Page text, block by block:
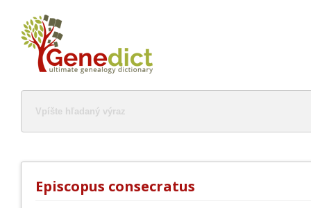
Episcopus consecratus